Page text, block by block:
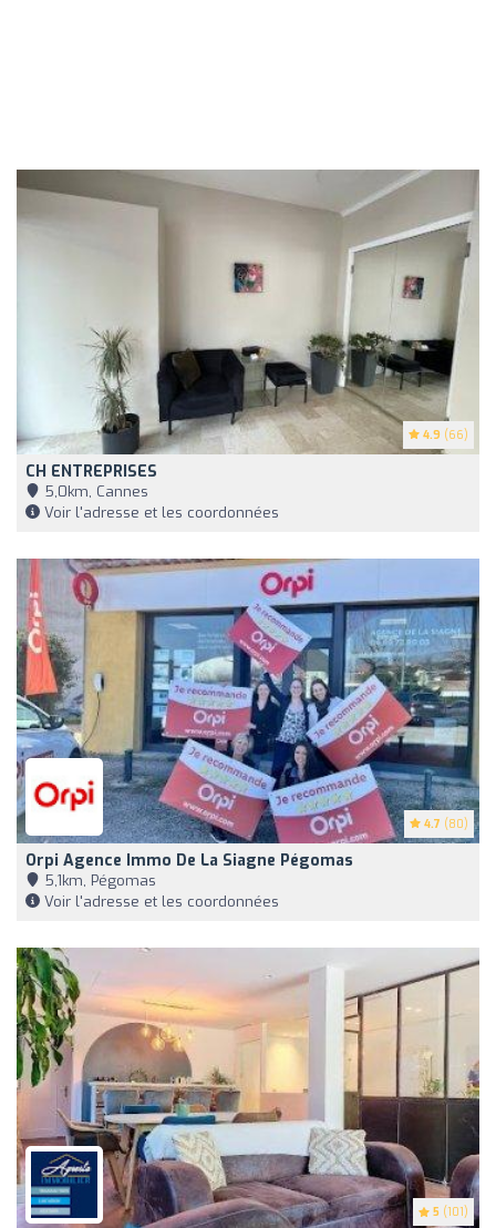
4.9 (66)
CH ENTREPRISES
5,0km, Cannes
Voir l'adresse et les coordonnées
4.7 (80)
Orpi Agence Immo De La Siagne Pégomas
5,1km, Pégomas
Voir l'adresse et les coordonnées
5 (101)